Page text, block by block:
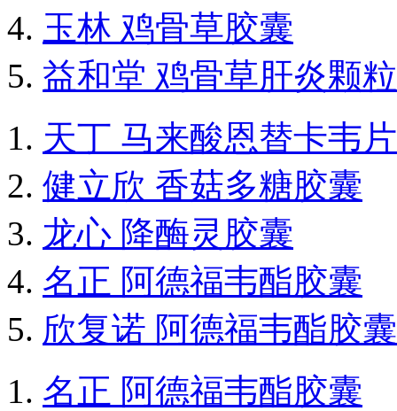
玉林 鸡骨草胶囊
益和堂 鸡骨草肝炎颗粒
天丁 马来酸恩替卡韦片
健立欣 香菇多糖胶囊
龙心 降酶灵胶囊
名正 阿德福韦酯胶囊
欣复诺 阿德福韦酯胶囊
名正 阿德福韦酯胶囊